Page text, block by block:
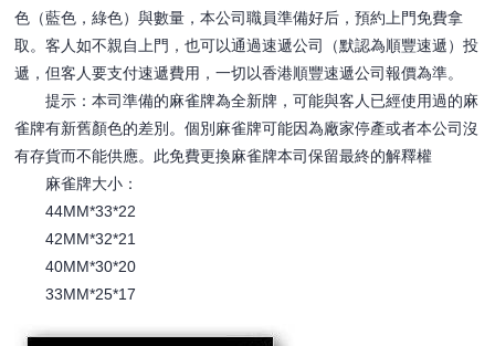
色（藍色，綠色）與數量，本公司職員準備好后，預約上門免費拿
取。客人如不親自上門，也可以通過速遞公司（默認為順豐速遞）投
遞，但客人要支付速遞費用，一切以香港順豐速遞公司報價為準。
提示：本司準備的麻雀牌為全新牌，可能與客人已經使用過的麻
雀牌有新舊顏色的差別。個別麻雀牌可能因為廠家停產或者本公司沒
有存貨而不能供應。此免費更換麻雀牌本司保留最終的解釋權
麻雀牌大小：
44MM*33*22
42MM*32*21
40MM*30*20
33MM*25*17